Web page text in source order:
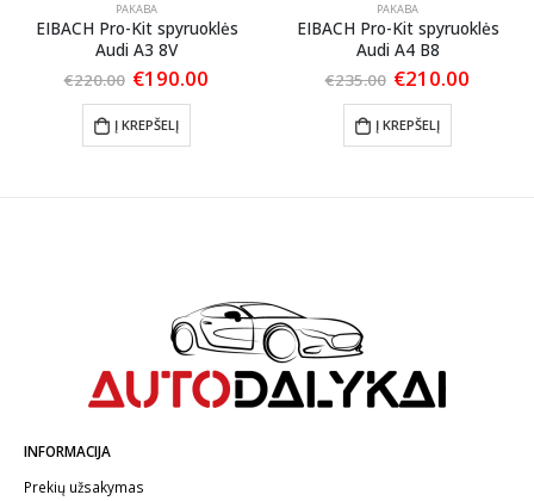
PAKABA
EIBACH Pro-Kit spyruoklės
Audi A3 8V
€220.00 Original
was:
€220.00.
€190.00
Į KREPŠELĮ
PAKABA
EIBACH Pro-Kit spyruoklės
Audi A4 B8
€235.00 Original
was:
€235.00.
€210.00
Į KREPŠELĮ
INFORMACIJA
Prekių užsakymas